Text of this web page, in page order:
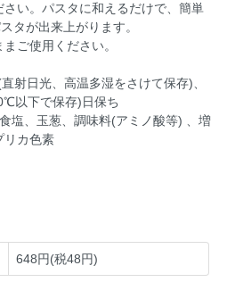
い。パスタに和えるだけで、簡単
タが出来上がります。
ご使用ください。
射日光、高温多湿をさけて保存)、
以下で保存)日保ち
塩、玉葱、調味料(アミノ酸等) 、増
リカ色素
648円(税48円)